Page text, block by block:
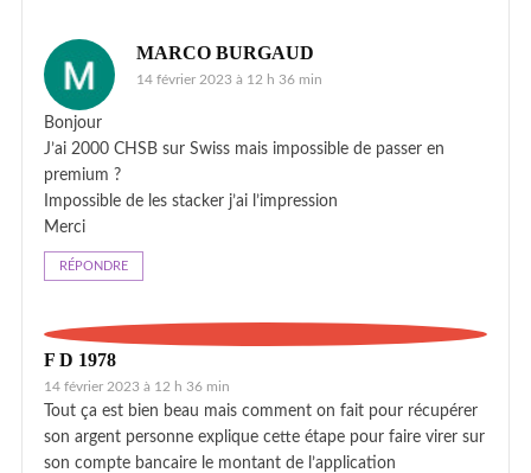
MARCO BURGAUD
14 février 2023 à 12 h 36 min
Bonjour
J’ai 2000 CHSB sur Swiss mais impossible de passer en
premium ?
Impossible de les stacker j’ai l’impression
Merci
RÉPONDRE
F D 1978
14 février 2023 à 12 h 36 min
Tout ça est bien beau mais comment on fait pour récupérer
son argent personne explique cette étape pour faire virer sur
son compte bancaire le montant de l’application